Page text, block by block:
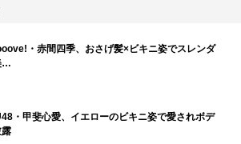
・赤間四季、おさげ髪×ビキニ姿でスレンダ
…
・甲斐心愛、イエローのビキニ姿で愛されボデ
露